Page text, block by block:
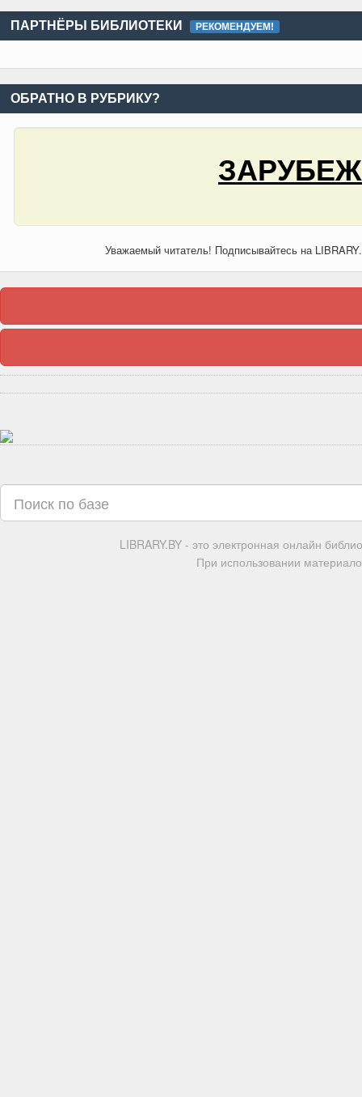
ПАРТНЁРЫ БИБЛИОТЕКИ РЕКОМЕНДУЕМ!
ОБРАТНО В РУБРИКУ?
Уважаемый читатель! Подписывайтесь на
LIBRARY.BY - это электронная онлайн
При использовании